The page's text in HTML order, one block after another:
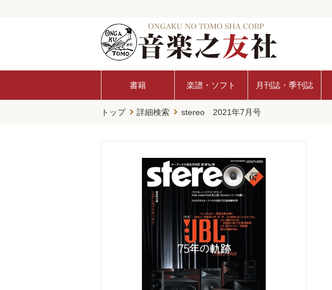
書籍 楽譜・ソフト 月刊誌・季刊誌
トップ 詳細検索 stereo 2021年7月号